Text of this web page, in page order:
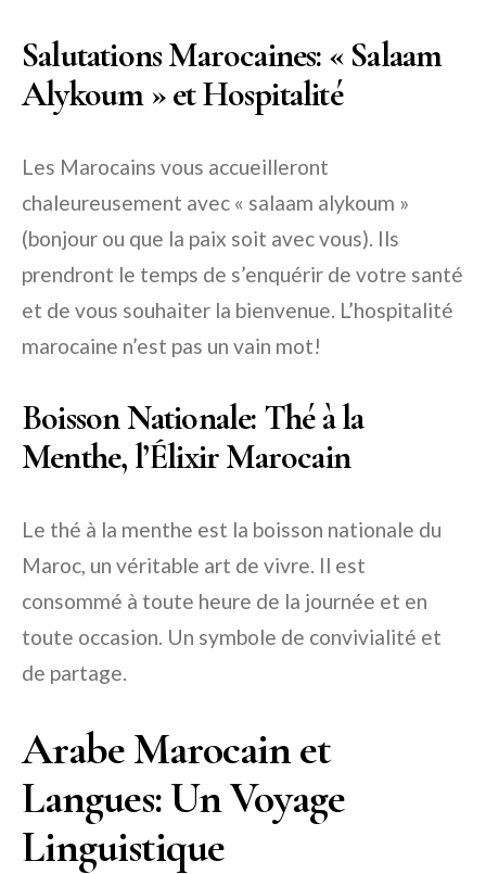
Salutations Marocaines: « Salaam
Alykoum » et Hospitalité
Les Marocains vous accueilleront
chaleureusement avec « salaam alykoum »
(bonjour ou que la paix soit avec vous). Ils
prendront le temps de s’enquérir de votre santé
et de vous souhaiter la bienvenue. L’hospitalité
marocaine n’est pas un vain mot!
Boisson Nationale: Thé à la
Menthe, l’Élixir Marocain
Le thé à la menthe est la boisson nationale du
Maroc, un véritable art de vivre. Il est
consommé à toute heure de la journée et en
toute occasion. Un symbole de convivialité et
de partage.
Arabe Marocain et
Langues: Un Voyage
Linguistique